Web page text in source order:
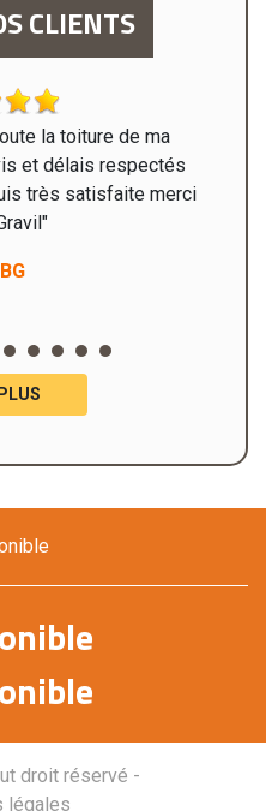
CLIENTS
la toiture de ma
et délais respectés
très satisfaite merci
droit réservé -
légales